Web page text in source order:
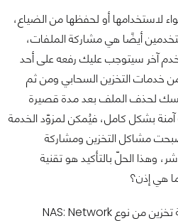
لاستخدامها أو لحفظها من الضياع،
أيضًا هي مشاركة الملفات،
آخر سيتوجب عليك رفعه على أحد
خدمات التخزين السحابي ومن ثم
لحذف الملف بعد مدة قصيرة
بشكل كامل، فيُمكن لمزوّد الخدمة
أصبحت مشاكل التخزين ومشاركة
وهذا الحلّ بالتأكيد هو تقنية
أجهزة QNAP هي أجهزة وأنظمة تخزين من نوع NAS: Network